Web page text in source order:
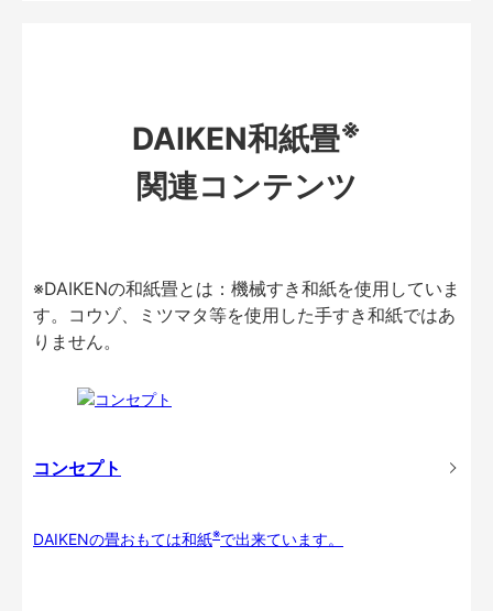
DAIKEN和紙畳※
関連コンテンツ
※DAIKENの和紙畳とは：機械すき和紙を使用していま
す。コウゾ、ミツマタ等を使用した手すき和紙ではあ
りません。
コンセプト
DAIKENの畳おもては和紙※で出来ています。